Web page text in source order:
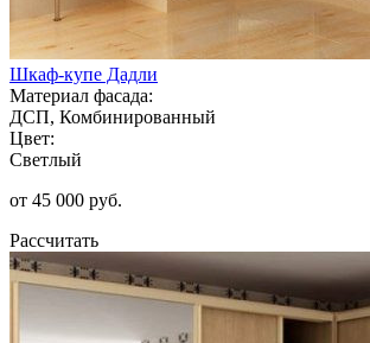
Шкаф-купе Дадли
Материал фасада:
ДСП, Комбинированный
Цвет:
Светлый
от 45 000 руб.
Рассчитать